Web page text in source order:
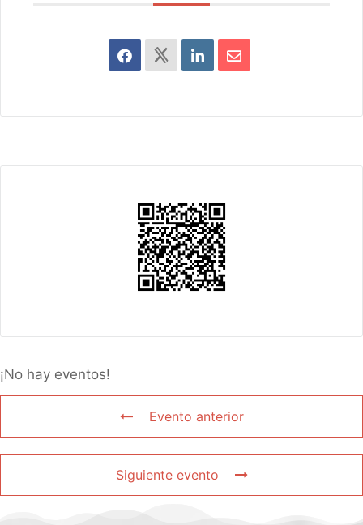
¡No hay eventos!
Evento anterior
Siguiente evento